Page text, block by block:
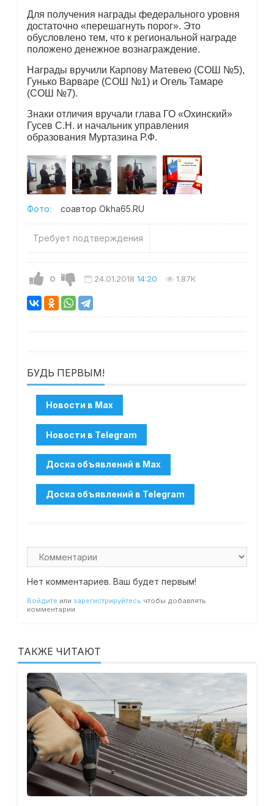
Для получения награды федерального уровня
достаточно «перешагнуть порог». Это
обусловлено тем, что к региональной награде
положено денежное вознаграждение.
Награды вручили Карпову Матевею (СОШ №5),
Гунько Варваре (СОШ №1) и Огель Тамаре
(СОШ №7).
Знаки отличия вручали глава ГО «Охинский»
Гусев С.Н. и начальник управления
образования Муртазина Р.Ф.
Фото: соавтор Okha65.RU
Требует подтверждения
0 24.01.2018 14:20 1.87K
БУДЬ ПЕРВЫМ!
Нет комментариев. Ваш будет первым!
Войдите или зарегистрируйтесь чтобы добавлять
комментарии
ТАКЖЕ ЧИТАЮТ